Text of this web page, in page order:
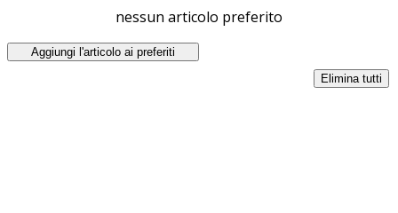
nessun articolo preferito